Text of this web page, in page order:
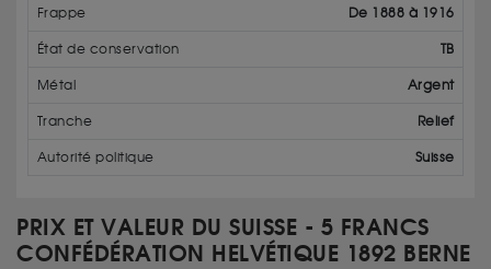
Frappe De 1888 à 1916
État de conservation TB
Métal Argent
Tranche Relief
Autorité politique Suisse
PRIX ET VALEUR DU SUISSE - 5 FRANCS
CONFÉDÉRATION HELVÉTIQUE 1892 BERNE